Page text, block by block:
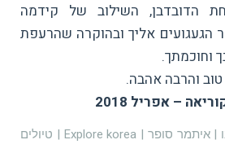
הדובדבן, השילוב של קידמה
הגעגועים אליך ובהוקרה שהרעפת
וחוכמתך.
טוב והרבה אהבה.
– אפריל 2018